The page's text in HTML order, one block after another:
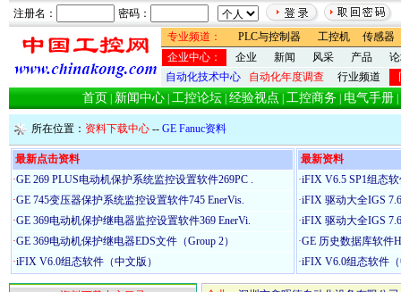
注册名：
密码：
专业频道：
PLC与控制器 工控机
传感器
企业中心：
企业 新闻 风采 产品
自动化技术中心
自动化年度调查 行业频道
首页 新闻中心 工控论坛 经验视点 工控商务 电气手册
所在位置： 资料下载中心 -- GE Fanuc资料
最新点击资料
·GE 269 PLUS电动机保护系统监控设置软件269PC .
·GE 745变压器保护系统监控设置软件745 EnerVis.
·GE 369电动机保护继电器监控设置软件369 EnerVi.
·GE 369电动机保护继电器EDS文件（Group 2）
·iFIX V6.0组态软件（中文版）
最新资料
·iFIX V6.5 SP1组态
·iFIX 驱动大全IGS
·iFIX 驱动大全IGS
·GE 历史数据库软件
·iFIX V6.0组态软件